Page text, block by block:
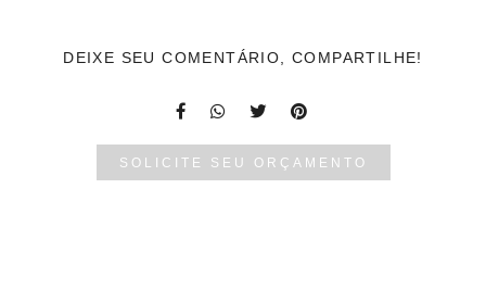
DEIXE SEU COMENTÁRIO, COMPARTILHE!
SOLICITE SEU ORÇAMENTO